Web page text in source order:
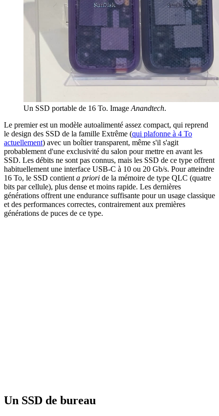
Un SSD portable de 16 To. Image Anandtech.
Le premier est un modèle autoalimenté assez compact, qui reprend
le design des SSD de la famille Extrême (qui plafonne à 4 To
actuellement) avec un boîtier transparent, même s'il s'agit
probablement d'une exclusivité du salon pour mettre en avant les
SSD. Les débits ne sont pas connus, mais les SSD de ce type offrent
habituellement une interface USB-C à 10 ou 20 Gb/s. Pour atteindre
16 To, le SSD contient a priori de la mémoire de type QLC (quatre
bits par cellule), plus dense et moins rapide. Les dernières
générations offrent une endurance suffisante pour un usage classique
et des performances correctes, contrairement aux premières
générations de puces de ce type.
Un SSD de bureau